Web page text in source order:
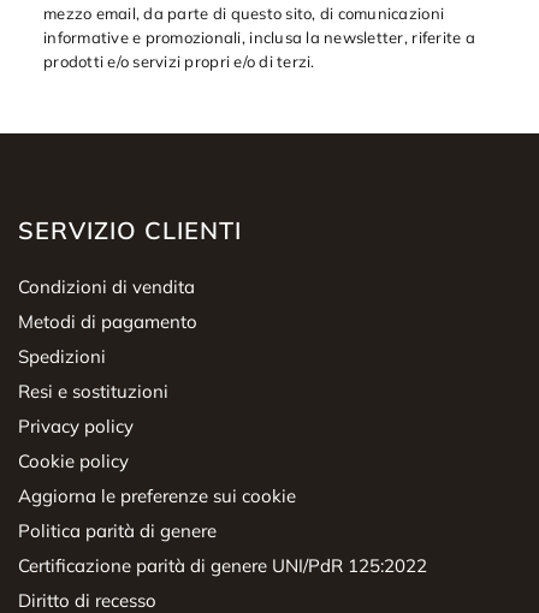
mezzo email, da parte di questo sito, di comunicazioni
informative e promozionali, inclusa la newsletter, riferite a
prodotti e/o servizi propri e/o di terzi.
SERVIZIO CLIENTI
Condizioni di vendita
Metodi di pagamento
Spedizioni
Resi e sostituzioni
Privacy policy
Cookie policy
Aggiorna le preferenze sui cookie
Politica parità di genere
Certificazione parità di genere UNI/PdR 125:2022
Diritto di recesso